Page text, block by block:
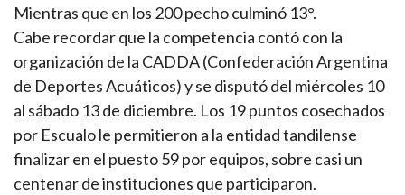
Mientras que en los 200 pecho culminó 13°.
Cabe recordar que la competencia contó con la
organización de la CADDA (Confederación Argentina
de Deportes Acuáticos) y se disputó del miércoles 10
al sábado 13 de diciembre. Los 19 puntos cosechados
por Escualo le permitieron a la entidad tandilense
finalizar en el puesto 59 por equipos, sobre casi un
centenar de instituciones que participaron.